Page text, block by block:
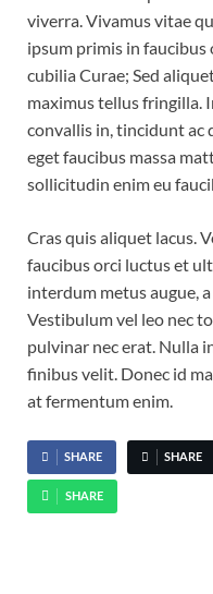
viverra. Vivamus vitae
ipsum primis in
cubilia Curae; Sed
maximus tellus fringilla.
convallis in, tincidunt ac
eget faucibus massa
sollicitudin enim eu
Cras quis aliquet lacus.
faucibus orci luctus et
interdum metus augue,
Vestibulum vel leo nec
pulvinar nec erat. Nulla
finibus velit. Donec id
at fermentum enim.
SHARE SHARE
SHARE